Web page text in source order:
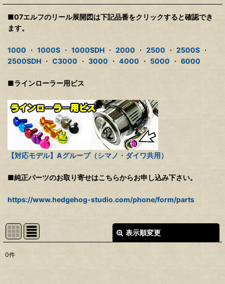
■07エルフのリール展開図は下記品番をクリックすると確認でき
ます。
1000 ・ 1000S ・ 1000SDH ・ 2000 ・ 2500 ・ 2500S ・
2500SDH ・ C3000 ・ 3000 ・ 4000 ・ 5000 ・ 6000
■ラインローラー用ビス
【対応モデル】Aグループ（シマノ・ダイワ共用）
■純正パーツのお取り寄せはこちらからお申し込み下さい。
https://www.hedgehog-studio.com/phone/form/parts
表示順変更
0件